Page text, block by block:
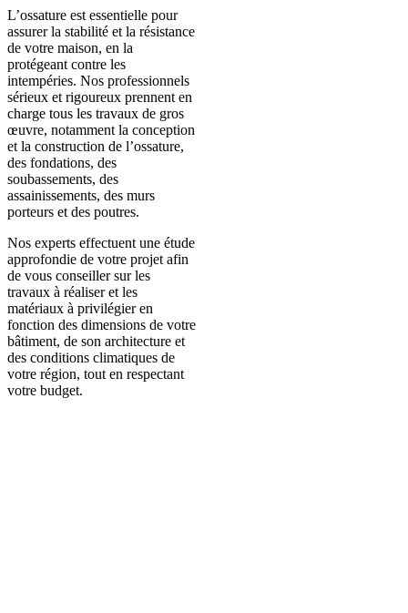
L’ossature est essentielle pour
assurer la stabilité et la résistance
de votre maison, en la
protégeant contre les
intempéries. Nos professionnels
sérieux et rigoureux prennent en
charge tous les travaux de gros
œuvre, notamment la conception
et la construction de l’ossature,
des fondations, des
soubassements, des
assainissements, des murs
porteurs et des poutres.
Nos experts effectuent une étude
approfondie de votre projet afin
de vous conseiller sur les
travaux à réaliser et les
matériaux à privilégier en
fonction des dimensions de votre
bâtiment, de son architecture et
des conditions climatiques de
votre région, tout en respectant
votre budget.